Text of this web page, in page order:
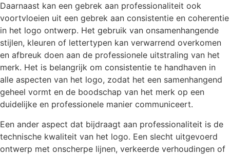
Daarnaast kan een gebrek aan professionaliteit ook
voortvloeien uit een gebrek aan consistentie en coherentie
in het logo ontwerp. Het gebruik van onsamenhangende
stijlen, kleuren of lettertypen kan verwarrend overkomen
en afbreuk doen aan de professionele uitstraling van het
merk. Het is belangrijk om consistentie te handhaven in
alle aspecten van het logo, zodat het een samenhangend
geheel vormt en de boodschap van het merk op een
duidelijke en professionele manier communiceert.
Een ander aspect dat bijdraagt aan professionaliteit is de
technische kwaliteit van het logo. Een slecht uitgevoerd
ontwerp met onscherpe lijnen, verkeerde verhoudingen of